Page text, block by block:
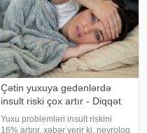
Çətin yuxuya gedənlərdə
insult riski çox artır - Diqqət
Yuxu problemləri insult riskini
16% artırır. xəbər verir ki, nevroloq